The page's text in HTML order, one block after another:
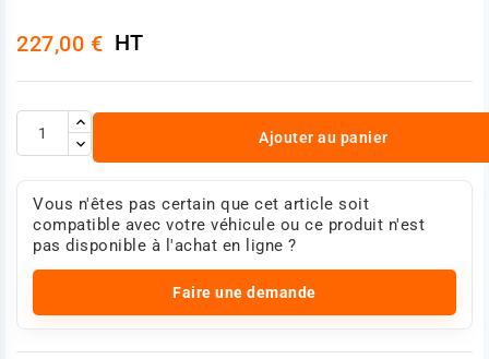
227,00 € HT
Ajouter au panier
Vous n'êtes pas certain que cet article soit
compatible avec votre véhicule ou ce produit n'est
pas disponible à l'achat en ligne ?
Faire une demande